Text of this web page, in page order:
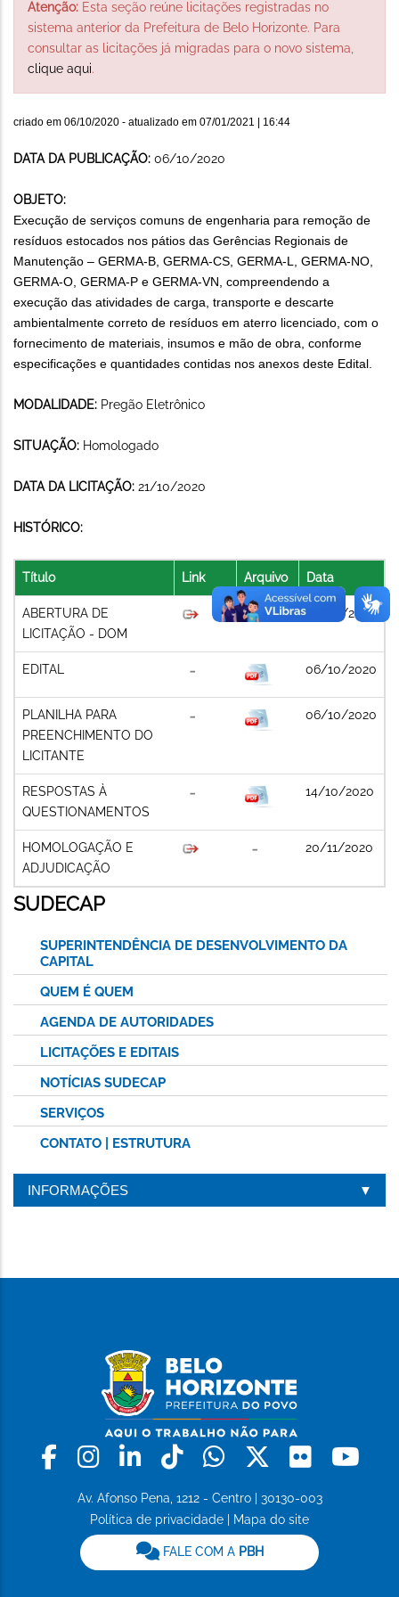
Atenção: Esta seção reúne licitações registradas no
sistema anterior da Prefeitura de Belo Horizonte. Para
consultar as licitações já migradas para o novo sistema,
clique aqui.
criado em 06/10/2020 - atualizado em 07/01/2021 | 16:44
DATA DA PUBLICAÇÃO: 06/10/2020
OBJETO:
Execução de serviços comuns de engenharia para remoção de
resíduos estocados nos pátios das Gerências Regionais de
Manutenção – GERMA-B, GERMA-CS, GERMA-L, GERMA-NO,
GERMA-O, GERMA-P e GERMA-VN, compreendendo a
execução das atividades de carga, transporte e descarte
ambientalmente correto de resíduos em aterro licenciado, com o
fornecimento de materiais, insumos e mão de obra, conforme
especificações e quantidades contidas nos anexos deste Edital.
MODALIDADE: Pregão Eletrônico
SITUAÇÃO: Homologado
DATA DA LICITAÇÃO: 21/10/2020
HISTÓRICO:
Título Link Arquivo Data
ABERTURA DE
LICITAÇÃO - DOM
06/10/2020
EDITAL 06/10/2020
PLANILHA PARA
PREENCHIMENTO DO
LICITANTE
06/10/2020
RESPOSTAS À
QUESTIONAMENTOS
14/10/2020
HOMOLOGAÇÃO E
ADJUDICAÇÃO
20/11/2020
SUDECAP
SUPERINTENDÊNCIA DE DESENVOLVIMENTO DA
CAPITAL
QUEM É QUEM
AGENDA DE AUTORIDADES
LICITAÇÕES E EDITAIS
NOTÍCIAS SUDECAP
SERVIÇOS
CONTATO | ESTRUTURA
INFORMAÇÕES
Facebook
Instagram
LinkedinTiktokWhatsapp
X Flickr
Av. Afonso Pena, 1212 - Centro | 30130-003
Política de privacidade
Mapa do site
FALE COM A PBH